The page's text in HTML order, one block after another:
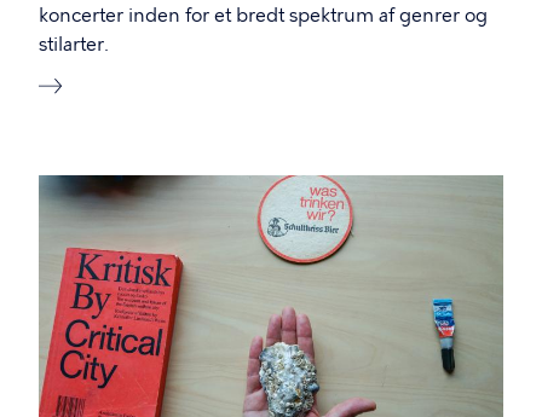
koncerter inden for et bredt spektrum af genrer og
stilarter.